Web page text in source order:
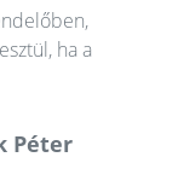
ha a
Péter